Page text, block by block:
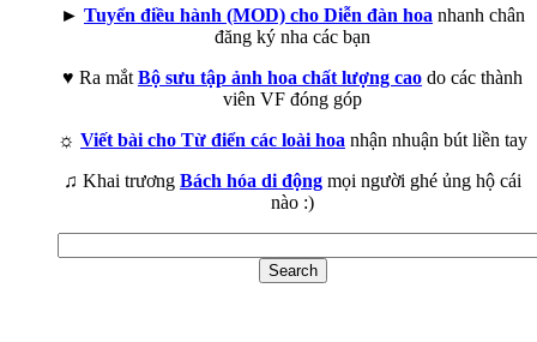
► Tuyển điều hành (MOD) cho Diễn đàn hoa nhanh chân
đăng ký nha các bạn
♥ Ra mắt Bộ sưu tập ảnh hoa chất lượng cao do các thành
viên VF đóng góp
☼ Viết bài cho Từ điển các loài hoa nhận nhuận bút liền tay
♫ Khai trương Bách hóa di động mọi người ghé ủng hộ cái
nào :)